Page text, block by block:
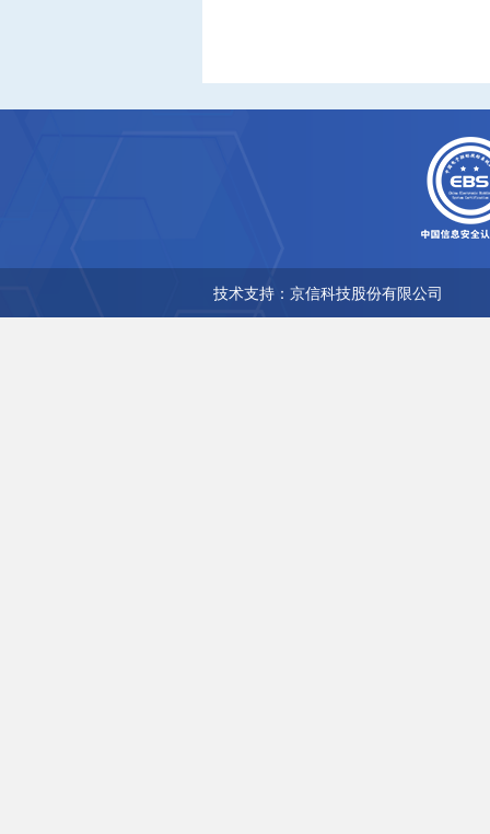
技术支持：京信科技股份有限公司